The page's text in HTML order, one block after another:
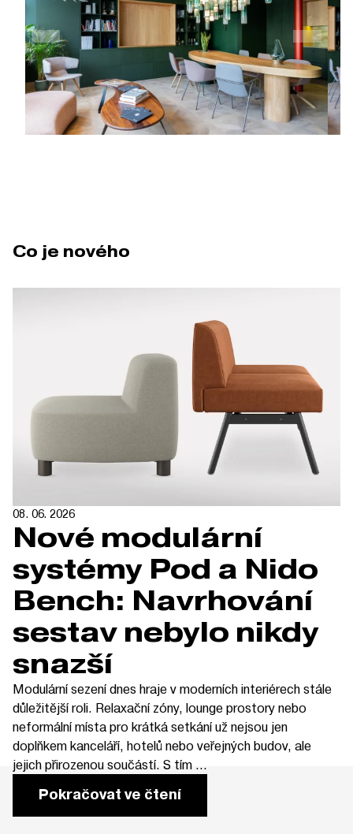
Co je nového
08. 06. 2026
Nové modulární
systémy Pod a Nido
Bench: Navrhování
sestav nebylo nikdy
snazší
Modulární sezení dnes hraje v moderních interiérech stále
důležitější roli. Relaxační zóny, lounge prostory nebo
neformální místa pro krátká setkání už nejsou jen
doplňkem kanceláří, hotelů nebo veřejných budov, ale
jejich přirozenou součástí. S tím ...
Pokračovat ve čtení